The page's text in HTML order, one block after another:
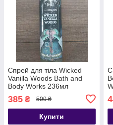
Спрей для тіла Wicked
Vanilla Woods Bath and
Body Works 236мл
пошкодження)
385 ₴ 500 ₴
Купити